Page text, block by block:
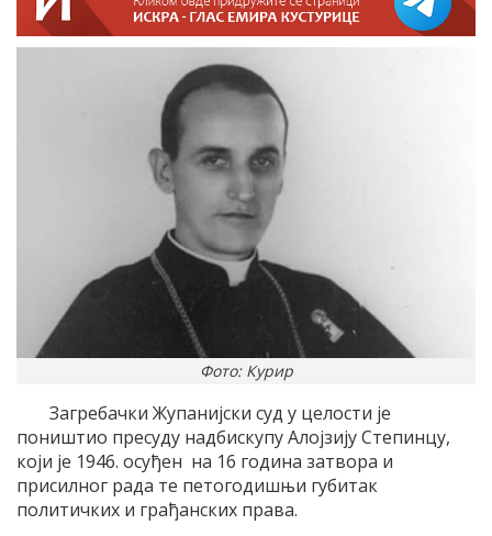
Фото: Курир
Загребачки Жупаниjски суд у целости jе
поништио пресуду надбискупу Aлоjзиjу Степинцу,
коjи jе 1946. осуђен на 16 година затвора и
присилног рада те петогодишњи губитак
политичких и грађанских права.